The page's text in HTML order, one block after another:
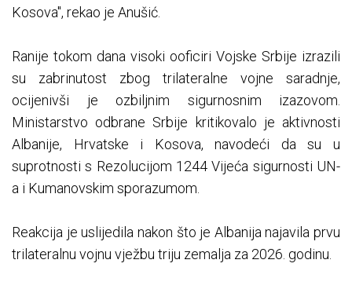
Kosova", rekao je Anušić.
Ranije tokom dana visoki ooficiri Vojske Srbije izrazili
su zabrinutost zbog trilateralne vojne saradnje,
ocijenivši je ozbiljnim sigurnosnim izazovom.
Ministarstvo odbrane Srbije kritikovalo je aktivnosti
Albanije, Hrvatske i Kosova, navodeći da su u
suprotnosti s Rezolucijom 1244 Vijeća sigurnosti UN-
a i Kumanovskim sporazumom.
Reakcija je uslijedila nakon što je Albanija najavila prvu
trilateralnu vojnu vježbu triju zemalja za 2026. godinu.